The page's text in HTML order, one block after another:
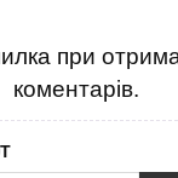
при
коментарів.